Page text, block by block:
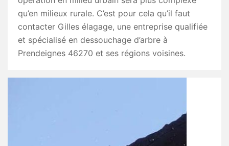
qu’en milieux rurale. C’est pour cela qu’il faut
contacter Gilles élagage, une entreprise qualifiée
et spécialisé en dessouchage d’arbre à
Prendeignes 46270 et ses régions voisines.